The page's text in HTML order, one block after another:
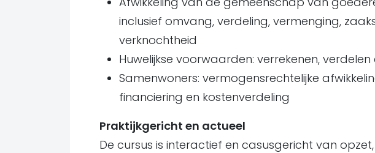
inclusief omvang, verdeling, vermenging,
verknochtheid
Huwelijkse voorwaarden: verrekenen,
Samenwoners: vermogensrechtelijke
financiering en kostenverdeling
Praktijkgericht en actueel
De cursus is interactief en casusgericht van